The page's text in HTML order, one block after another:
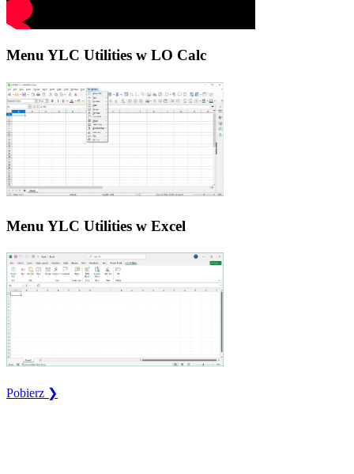
Menu YLC Utilities w LO Calc
Menu YLC Utilities w Excel
Pobierz ❯